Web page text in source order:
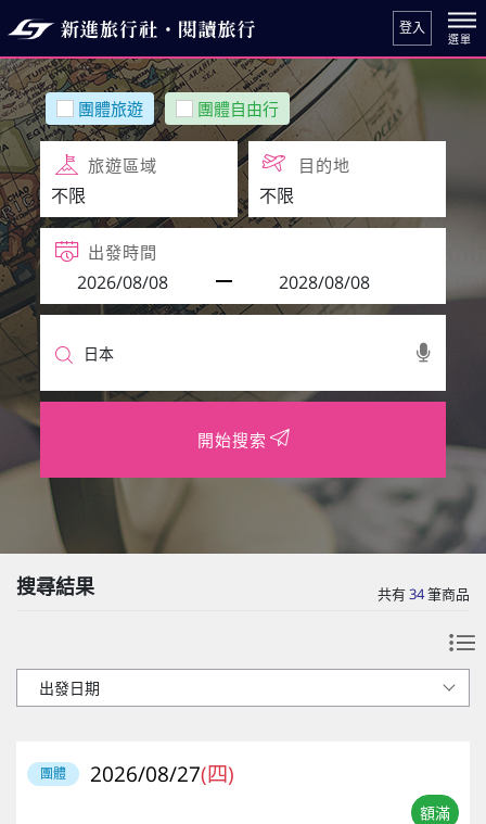
登入
團體旅遊 團體自由行
旅遊區域 目的地
出發時間
開始搜索
搜尋結果 共有34筆商品
額滿
團體 2026/08/27(四)